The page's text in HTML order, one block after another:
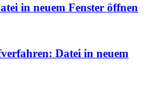
in neuem Fenster öffnen
: Datei in neuem